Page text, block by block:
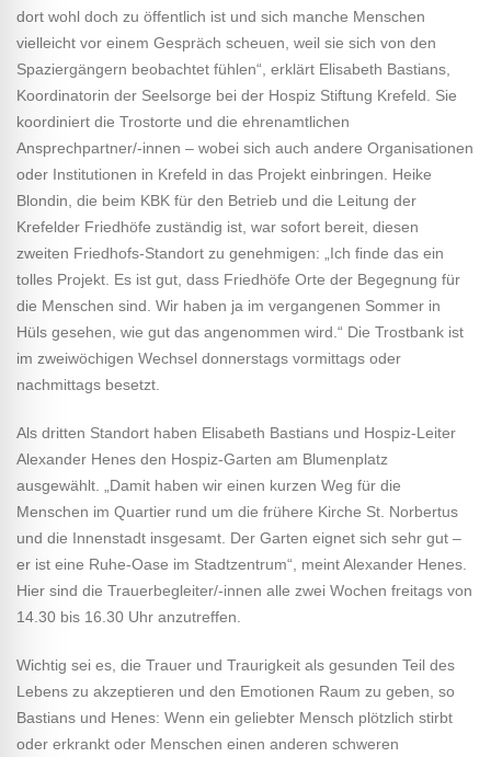
dort wohl doch zu öffentlich ist und sich manche Menschen
vielleicht vor einem Gespräch scheuen, weil sie sich von den
Spaziergängern beobachtet fühlen“, erklärt Elisabeth Bastians,
Koordinatorin der Seelsorge bei der Hospiz Stiftung Krefeld. Sie
koordiniert die Trostorte und die ehrenamtlichen
Ansprechpartner/-innen – wobei sich auch andere Organisationen
oder Institutionen in Krefeld in das Projekt einbringen. Heike
Blondin, die beim KBK für den Betrieb und die Leitung der
Krefelder Friedhöfe zuständig ist, war sofort bereit, diesen
zweiten Friedhofs-Standort zu genehmigen: „Ich finde das ein
tolles Projekt. Es ist gut, dass Friedhöfe Orte der Begegnung für
die Menschen sind. Wir haben ja im vergangenen Sommer in
Hüls gesehen, wie gut das angenommen wird.“ Die Trostbank ist
im zweiwöchigen Wechsel donnerstags vormittags oder
nachmittags besetzt.
Als dritten Standort haben Elisabeth Bastians und Hospiz-Leiter
Alexander Henes den Hospiz-Garten am Blumenplatz
ausgewählt. „Damit haben wir einen kurzen Weg für die
Menschen im Quartier rund um die frühere Kirche St. Norbertus
und die Innenstadt insgesamt. Der Garten eignet sich sehr gut –
er ist eine Ruhe-Oase im Stadtzentrum“, meint Alexander Henes.
Hier sind die Trauerbegleiter/-innen alle zwei Wochen freitags von
14.30 bis 16.30 Uhr anzutreffen.
Wichtig sei es, die Trauer und Traurigkeit als gesunden Teil des
Lebens zu akzeptieren und den Emotionen Raum zu geben, so
Bastians und Henes: Wenn ein geliebter Mensch plötzlich stirbt
oder erkrankt oder Menschen einen anderen schweren